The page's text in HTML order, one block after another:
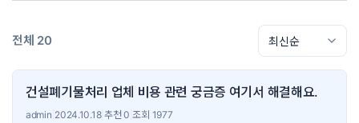
전체 20
건설폐기물처리 업체 비용 관련 궁금증 여기서 해결해요.
admin 2024.10.18| 추천 0 |조회 1977